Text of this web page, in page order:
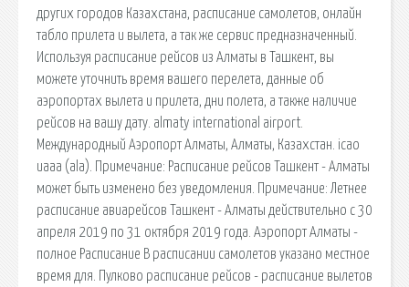
других городов Казахстана, расписание самолетов, онлайн
табло прилета и вылета, а так же сервис предназначенный.
Используя расписание рейсов из Алматы в Ташкент, вы
можете уточнить время вашего перелета, данные об
аэропортах вылета и прилета, дни полета, а также наличие
рейсов на вашу дату. almaty international airport.
Международный Аэропорт Алматы, Алматы, Казахстан. icao
uaaa (ala). Примечание: Расписание рейсов Ташкент - Алматы
может быть изменено без уведомления. Примечание: Летнее
расписание авиарейсов Ташкент - Алматы действительно с 30
апреля 2019 по 31 октября 2019 года. Аэропорт Алматы -
полное Расписание В расписании самолетов указано местное
время для. Пулково расписание рейсов - расписание вылетов